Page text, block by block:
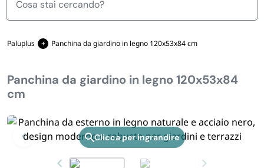
Menu
STOVIGLIE E TOVAGLIOLI
GIARDINO E ARREDO PER ESTERNO
IMBALLAGGIO E CANCELLERIA
Chi siamo
Personalizzazione Monouso
Paluplus Panchina da giardino in legno 120x53x84 cm
Panchina da giardino in legno 120x53x84
cm
Zoom